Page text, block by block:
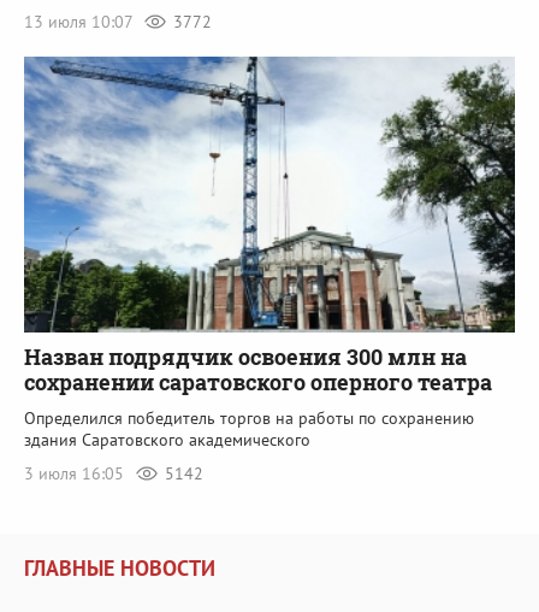
13 июля 10:07
3772
Назван подрядчик освоения 300 млн на
сохранении саратовского оперного театра
Определился победитель торгов на работы по сохранению
здания Саратовского академического
3 июля 16:05
5142
ГЛАВНЫЕ НОВОСТИ